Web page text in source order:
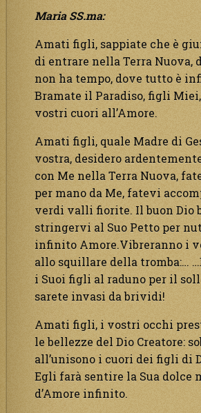
Maria SS.ma:
Amati figli, sappiate che è
di entrare nella Terra Nuova,
non ha tempo, dove tutto è
Bramate il Paradiso, figli
vostri cuori all’Amore.
Amati figli, quale Madre di
vostra, desidero
con Me nella Terra Nuova,
per mano da Me, fatevi
verdi valli fiorite. Il buon Dio
stringervi al Suo Petto per
infinito Amore.Vibreranno i
allo squillare della tromba:…
i Suoi figli al raduno per il
sarete invasi da brividi!
Amati figli, i vostri occhi
le bellezze del Dio Creatore:
all’unisono i cuori dei figli di
Egli farà sentire la Sua dolce
d’Amore infinito.